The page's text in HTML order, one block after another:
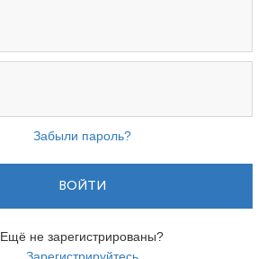
Забыли пароль?
ВОЙТИ
Ещё не зарегистрированы?